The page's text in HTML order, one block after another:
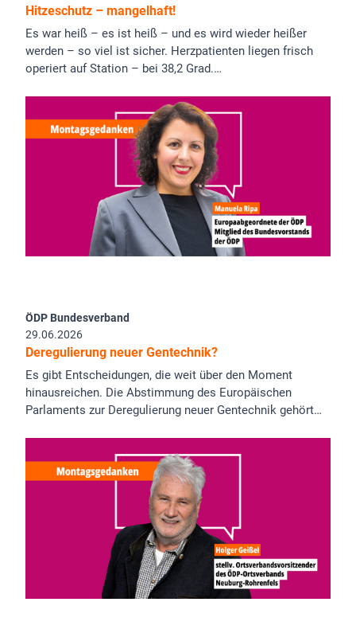
Hitzeschutz – mangelhaft!
Es war heiß – es ist heiß – und es wird wieder heißer
werden – so viel ist sicher. Herzpatienten liegen frisch
operiert auf Station – bei 38,2 Grad.…
ÖDP Bundesverband
29.06.2026
Deregulierung neuer Gentechnik?
Es gibt Entscheidungen, die weit über den Moment
hinausreichen. Die Abstimmung des Europäischen
Parlaments zur Deregulierung neuer Gentechnik gehört…